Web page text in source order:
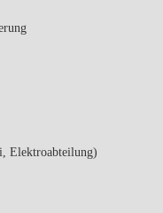
Elektroabteilung)